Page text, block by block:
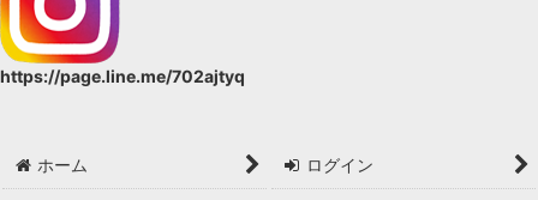
https://page.line.me/702ajtyq
ホーム ログイン